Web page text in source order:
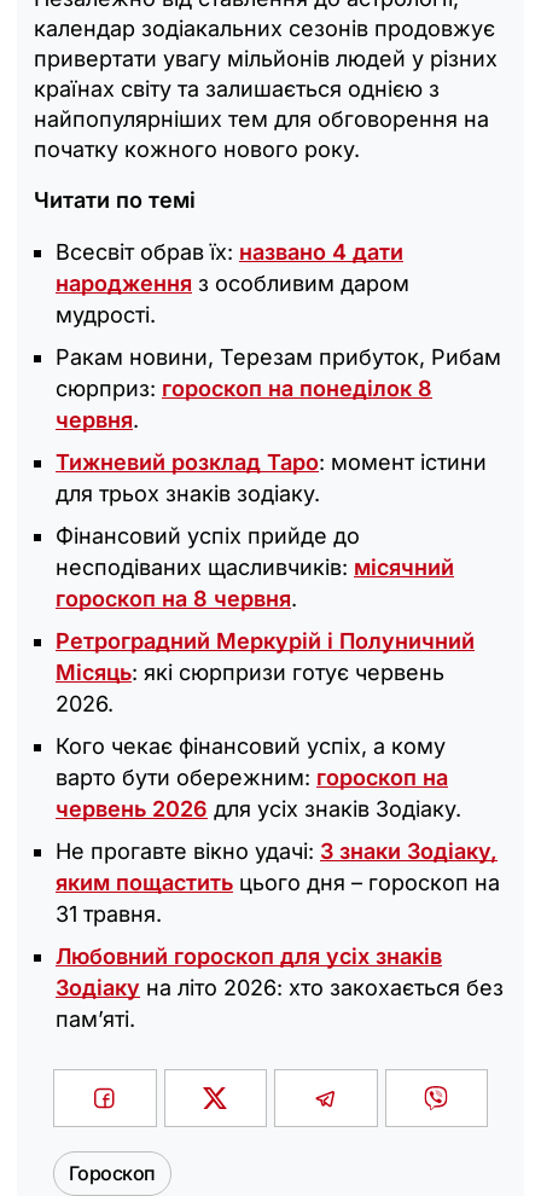
календар зодіакальних сезонів продовжує
привертати увагу мільйонів людей у різних
країнах світу та залишається однією з
найпопулярніших тем для обговорення на
початку кожного нового року.
Читати по темі
Всесвіт обрав їх: названо 4 дати
народження з особливим даром
мудрості.
Ракам новини, Терезам прибуток, Рибам
сюрприз: гороскоп на понеділок 8
червня.
Тижневий розклад Таро: момент істини
для трьох знаків зодіаку.
Фінансовий успіх прийде до
несподіваних щасливчиків: місячний
гороскоп на 8 червня.
Ретроградний Меркурій і Полуничний
Місяць: які сюрпризи готує червень
2026.
Кого чекає фінансовий успіх, а кому
варто бути обережним: гороскоп на
червень 2026 для усіх знаків Зодіаку.
Не прогавте вікно удачі: 3 знаки Зодіаку,
яким пощастить цього дня – гороскоп на
31 травня.
Любовний гороскоп для усіх знаків
Зодіаку на літо 2026: хто закохається без
пам’яті.
Гороскоп